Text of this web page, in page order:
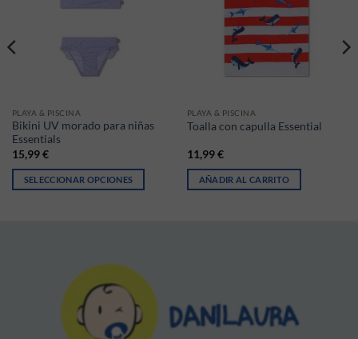
PLAYA & PISCINA
Bikini UV morado para niñas
Essentials
15,99€
SELECCIONAR OPCIONES
PLAYA & PISCINA
Toalla con capulla Essential
11,99€
AÑADIR AL CARRITO